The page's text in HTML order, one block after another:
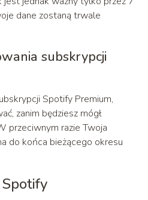
dane zostaną trwale
subskrypcji
Spotify Premium,
zanim będziesz mógł
przeciwnym razie Twoja
do końca bieżącego okresu